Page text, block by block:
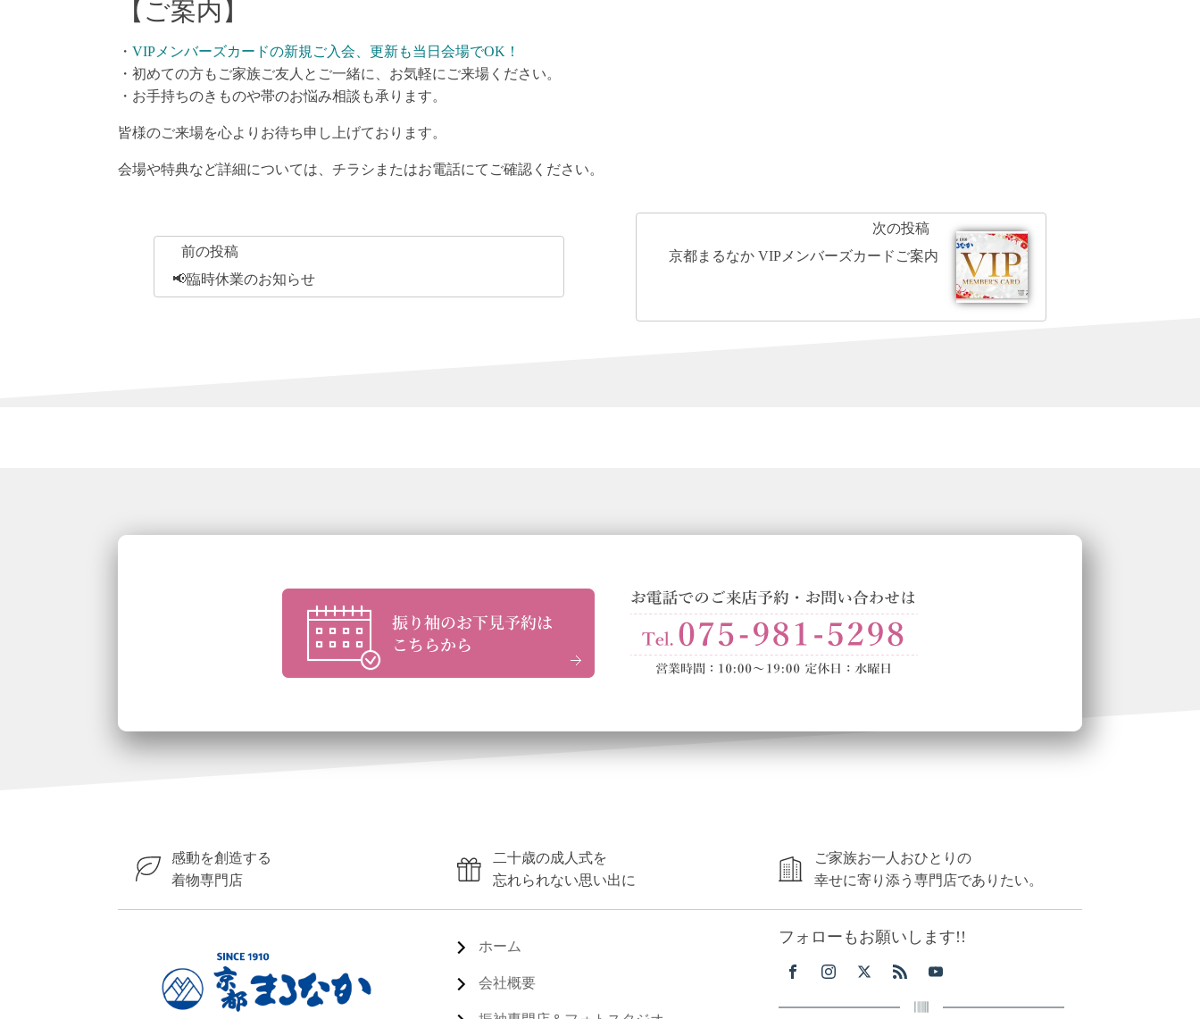
【ご案内】
・ VIPメンバーズカードの新規ご入会、更新も当日会場でOK！
・初めての方もご家族ご友人とご一緒に、お気軽にご来場ください。
・お手持ちのきものや帯のお悩み相談も承ります。
皆様のご来場を心よりお待ち申し上げております。
会場や特典など詳細については、チラシまたはお電話にてご確認ください。
前の投稿
📢臨時休業のお知らせ
次の投稿
京都まるなか VIPメンバーズカードご案内
感動を創造する
着物専門店
二十歳の成人式を
忘れられない思い出に
ご家族お一人おひとりの
幸せに寄り添う専門店でありたい。
ホーム
会社概要
フォローもお願いします!!